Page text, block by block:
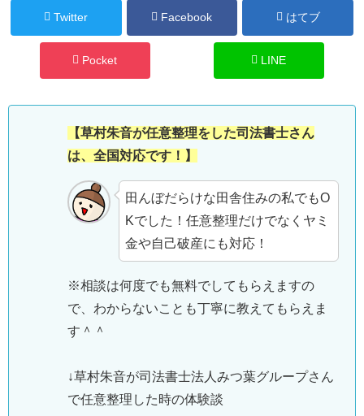
Twitter Facebook はてブ
Pocket LINE
【草村朱音が任意整理をした司法書士さん
は、全国対応です！】
田んぼだらけな田舎住みの私でもO
Kでした！任意整理だけでなくヤミ
金や自己破産にも対応！
※相談は何度でも無料でしてもらえますの
で、わからないことも丁寧に教えてもらえま
す＾＾
↓草村朱音が司法書士法人みつ葉グループさん
で任意整理した時の体験談